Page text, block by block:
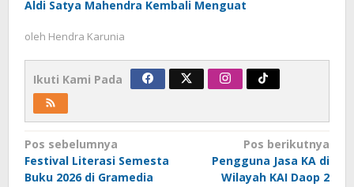
Aldi Satya Mahendra Kembali Menguat
oleh Hendra Karunia
Ikuti Kami Pada
Navigasi
pos
Pos sebelumnya
Festival Literasi Semesta
Buku 2026 di Gramedia
Pos berikutnya
Pengguna Jasa KA di
Wilayah KAI Daop 2